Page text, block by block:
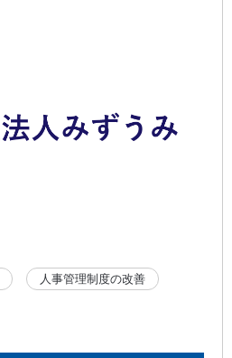
人事管理制度の改善